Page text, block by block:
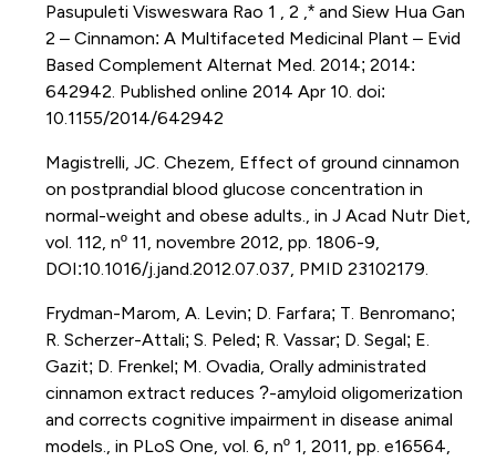
Pasupuleti Visweswara Rao 1 , 2 ,* and Siew Hua Gan
2 – Cinnamon: A Multifaceted Medicinal Plant – Evid
Based Complement Alternat Med. 2014; 2014:
642942. Published online 2014 Apr 10. doi:
10.1155/2014/642942
Magistrelli, JC. Chezem, Effect of ground cinnamon
on postprandial blood glucose concentration in
normal-weight and obese adults., in J Acad Nutr Diet,
vol. 112, nº 11, novembre 2012, pp. 1806-9,
DOI:10.1016/j.jand.2012.07.037, PMID 23102179.
Frydman-Marom, A. Levin; D. Farfara; T. Benromano;
R. Scherzer-Attali; S. Peled; R. Vassar; D. Segal; E.
Gazit; D. Frenkel; M. Ovadia, Orally administrated
cinnamon extract reduces ?-amyloid oligomerization
and corrects cognitive impairment in disease animal
models., in PLoS One, vol. 6, nº 1, 2011, pp. e16564,